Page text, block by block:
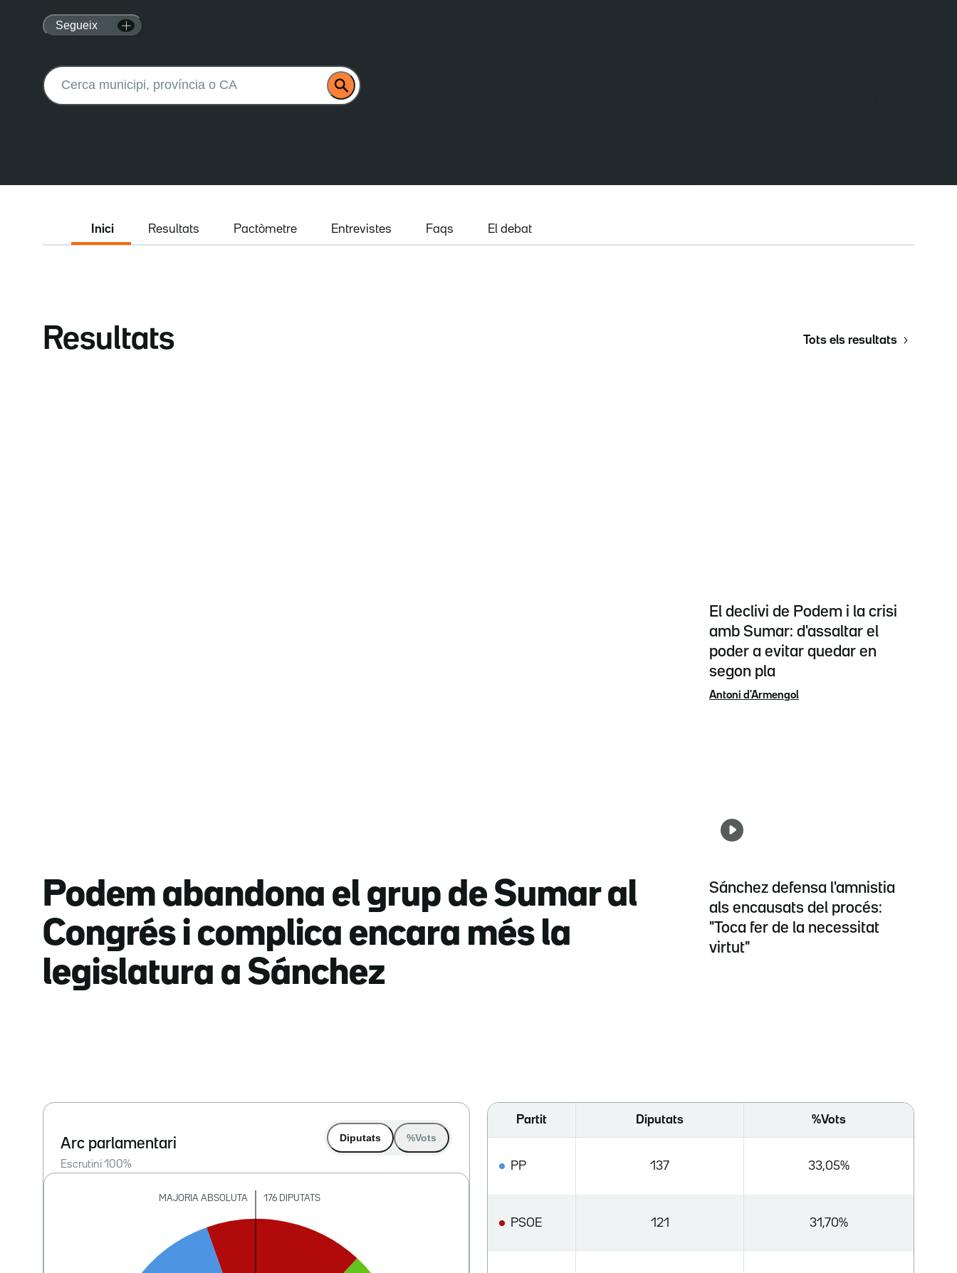
Segueix
Buscar:
Inici Resultats Pactòmetre Entrevistes Faqs El debat
Resultats Tots els resultats
Podem abandona el grup de Sumar al
Congrés i complica encara més la
legislatura a Sánchez
El declivi de Podem i la crisi
amb Sumar: d'assaltar el
poder a evitar quedar en
segon pla
Antoni d'Armengol
Sánchez defensa l'amnistia
als encausats del procés:
"Toca fer de la necessitat
virtut"
Arc parlamentari
Escrutini 100%
Diputats %Vots
Partit Diputats %Vots
PP 137 33,05%
PSOE 121 31,70%